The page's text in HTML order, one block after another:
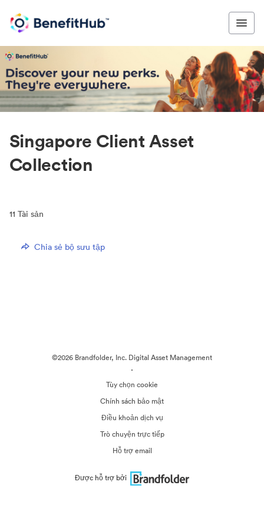
Singapore Client Asset
Collection
11 Tài sản
Chia sẻ bộ sưu tập
©2026 Brandfolder, Inc. Digital Asset Management
·
Tùy chọn cookie
Chính sách bảo mật
Điều khoản dịch vụ
Trò chuyện trực tiếp
Hỗ trợ email
Được hỗ trợ bởi